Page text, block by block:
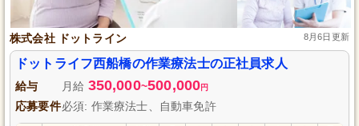
株式会社 ドットライン 8月6日更新
ドットライフ西船橋の作業療法士の正社員求人
給与 月給 350,000~500,000円
応募要件必須: 作業療法士、自動車免許